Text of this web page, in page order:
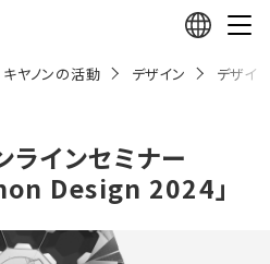
キヤノンの活動 デザイン デザイ
ラインセミナー
Design 2024」